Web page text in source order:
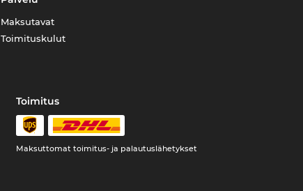
Maksutavat
Toimituskulut
Toimitus
Maksuttomat toimitus- ja palautuslähetykset